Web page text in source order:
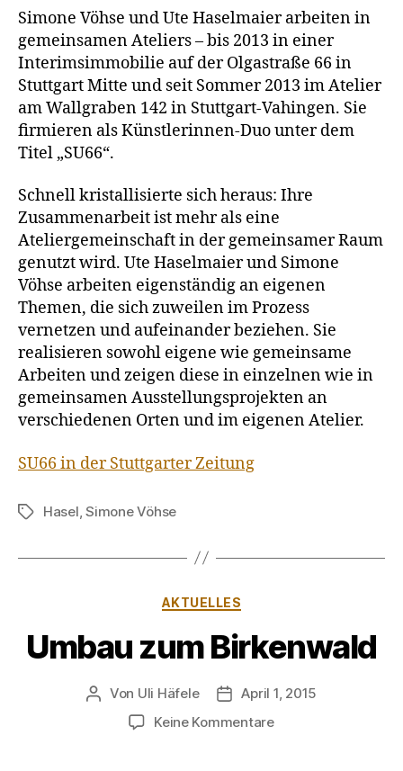
und
Ute
Haselmaier
Simone Vöhse und Ute Haselmaier arbeiten in
gemeinsamen Ateliers – bis 2013 in einer
Interimsimmobilie auf der Olgastraße 66 in
Stuttgart Mitte und seit Sommer 2013 im Atelier
am Wallgraben 142 in Stuttgart-Vahingen. Sie
firmieren als Künstlerinnen-Duo unter dem
Titel „SU66“.
Schnell kristallisierte sich heraus: Ihre
Zusammenarbeit ist mehr als eine
Ateliergemeinschaft in der gemeinsamer Raum
genutzt wird. Ute Haselmaier und Simone
Vöhse arbeiten eigenständig an eigenen
Themen, die sich zuweilen im Prozess
vernetzen und aufeinander beziehen. Sie
realisieren sowohl eigene wie gemeinsame
Arbeiten und zeigen diese in einzelnen wie in
gemeinsamen Ausstellungsprojekten an
verschiedenen Orten und im eigenen Atelier.
SU66 in der Stuttgarter Zeitung
Schlagwörter
Hasel,Simone Vöhse
Kategorien
AKTUELLES
Umbau zum Birkenwald
Beitragsautor
Von Uli Häfele Veröffentlichungsdatum
April 1, 2015
Keine Kommentarezu